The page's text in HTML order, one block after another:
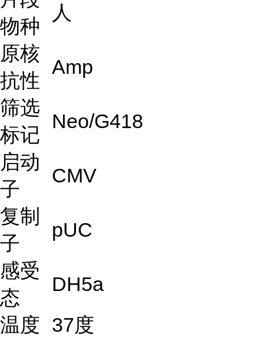
物种
人
原核
抗性
Amp
筛选
标记
Neo/G418
启动
子
CMV
复制
子
pUC
感受
态
DH5a
温度 37度